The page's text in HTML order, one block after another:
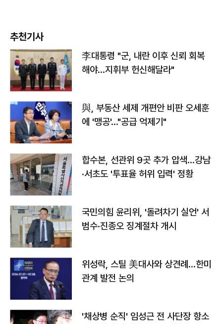
추천기사
李대통령 "군, 내란 이후 신뢰 회복
해야…지휘부 헌신해달라"
與, 부동산 세제 개편안 비판 오세훈
에 '맹공'…"공급 억제기"
합수본, 선관위 9곳 추가 압색…강남
·서초도 '투표율 허위 입력' 정황
국민의힘 윤리위, '돌려차기 실언' 서
범수·진종오 징계절차 개시
위성락, 스틸 美대사와 상견례…한미
관계 발전 논의
'채상병 순직' 임성근 전 사단장 항소